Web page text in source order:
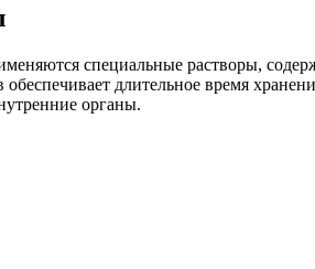
специальные растворы,
длительное время
органы.